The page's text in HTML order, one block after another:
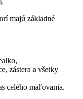
majú základné
zástera a všetky
celého maľovania.